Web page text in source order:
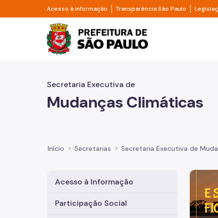
Pular para o Conteúdo principal
Acesso à informação Divisor de acesso à informação
Transparência São Paulo Divisor
Prefeitura de São
Secretaria Executiva de
Mudanças Climáticas
Início Secretarias Secretaria Executiva de
Acesso à Informação
Participação Social